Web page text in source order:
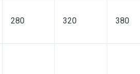
280 320 380